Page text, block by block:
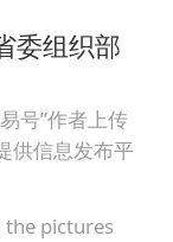
委组织部
号”作者上传
供信息发布平
the pictures